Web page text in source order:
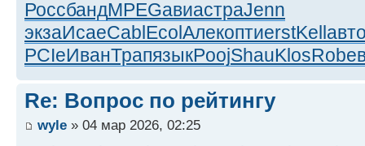
РоссбандMPEGавиастраJenn
экзаИсаеCablEcolАлекоптиerstKell
PCIeИванТрапязыкPoojShauKlosRobe
Re: Вопрос по рейтингу
wyle » 04 мар 2026, 02:25